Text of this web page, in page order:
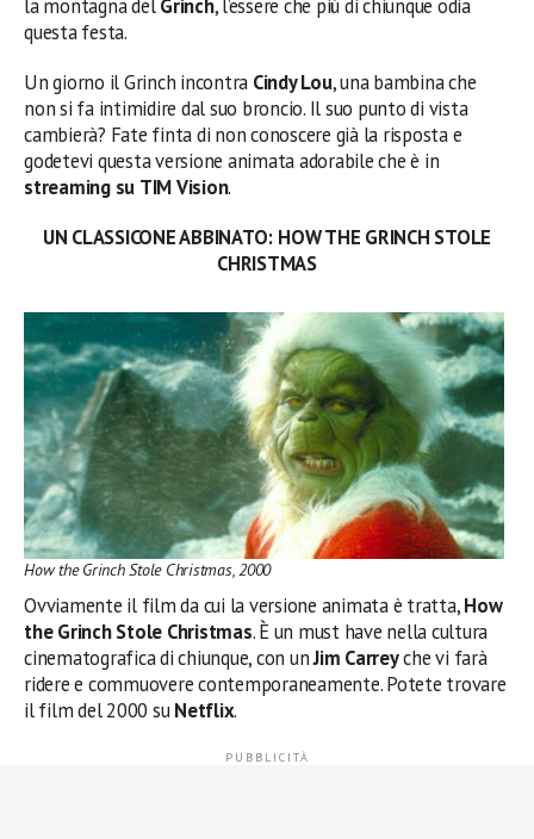
la montagna delGrinch, l’essere che più di chiunque odia
questa festa.
Un giorno il Grinch incontra Cindy Lou, una bambina che
non si fa intimidire dal suo broncio. Il suo punto di vista
cambierà? Fate finta di non conoscere già la risposta e
godetevi questa versione animata adorabile che è in
streaming su TIM Vision.
UN CLASSICONE ABBINATO: HOW THE GRINCH STOLE
CHRISTMAS
How the Grinch Stole Christmas, 2000
Ovviamente il film da cui la versione animata è tratta,How
the Grinch Stole Christmas. È un must have nella cultura
cinematografica di chiunque, con unJim Carreyche vi farà
ridere e commuovere contemporaneamente. Potete trovare
il film del 2000 suNetflix.